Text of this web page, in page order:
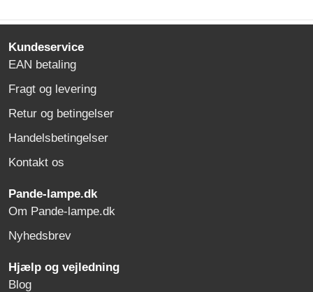
Kundeservice
EAN betaling
Fragt og levering
Retur og betingelser
Handelsbetingelser
Kontakt os
Pande-lampe.dk
Om Pande-lampe.dk
Nyhedsbrev
Hjælp og vejledning
Blog